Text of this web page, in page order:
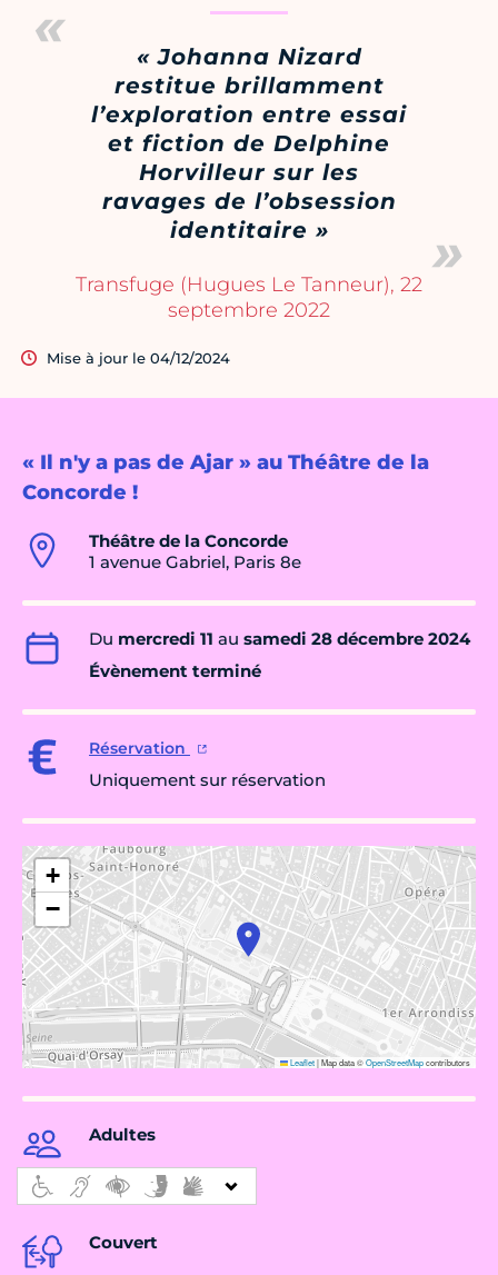
« Il n'y a pas de Ajar » au Théâtre de la
Concorde !
Théâtre de la Concorde
1 avenue Gabriel, Paris 8e
Du mercredi 11 au samedi 28 décembre 2024
Évènement terminé
Réservation
Uniquement sur réservation
+
−
Leaflet|Map data ©OpenStreetMapcontributors
Adultes
Couvert
« Johanna Nizard
restitue brillamment
l’exploration entre essai
et fiction de Delphine
Horvilleur sur les
ravages de l’obsession
identitaire »
Transfuge (Hugues Le Tanneur), 22
septembre 2022
Mise à jour le 04/12/2024